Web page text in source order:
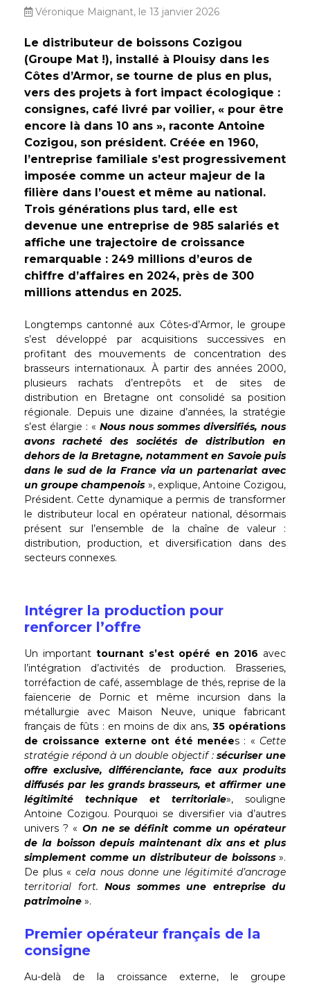
Véronique Maignant, le 13 janvier 2026
Le distributeur de boissons Cozigou
(Groupe Mat !), installé à Plouisy dans les
Côtes d’Armor, se tourne de plus en plus,
vers des projets à fort impact écologique :
consignes, café livré par voilier, « pour être
encore là dans 10 ans », raconte Antoine
Cozigou, son président. Créée en 1960,
l’entreprise familiale s’est progressivement
imposée comme un acteur majeur de la
filière dans l’ouest et même au national.
Trois générations plus tard, elle est
devenue une entreprise de 985 salariés et
affiche une trajectoire de croissance
remarquable : 249 millions d’euros de
chiffre d’affaires en 2024, près de 300
millions attendus en 2025.
Longtemps cantonné aux Côtes-d’Armor, le groupe
s’est développé par acquisitions successives en
profitant des mouvements de concentration des
brasseurs internationaux. À partir des années 2000,
plusieurs rachats d’entrepôts et de sites de
distribution en Bretagne ont consolidé sa position
régionale. Depuis une dizaine d’années, la stratégie
s’est élargie : « Nous nous sommes diversifiés, nous
avons racheté des sociétés de distribution en
dehors de la Bretagne, notamment en Savoie puis
dans le sud de la France via un partenariat avec
un groupe champenois », explique, Antoine Cozigou,
Président. Cette dynamique a permis de transformer
le distributeur local en opérateur national, désormais
présent sur l’ensemble de la chaîne de valeur :
distribution, production, et diversification dans des
secteurs connexes.
Intégrer la production pour
renforcer l’offre
Un importanttournant s’est opéré en 2016 avec
l’intégration d’activités de production. Brasseries,
torréfaction de café, assemblage de thés, reprise de la
faïencerie de Pornic et même incursion dans la
métallurgie avec Maison Neuve, unique fabricant
français de fûts : en moins de dix ans, 35 opérations
de croissance externe ont été menées : « Cette
stratégie répond à un double objectif :sécuriser une
offre exclusive, différenciante, face aux produits
diffusés par les grands brasseurs, et affirmer une
légitimité technique et territoriale», souligne
Antoine Cozigou. Pourquoi se diversifier via d’autres
univers ? « On ne se définit comme un opérateur
de la boisson depuis maintenant dix ans et plus
simplement comme un distributeur de boissons ».
De plus «cela nous donne une légitimité d’ancrage
territorial fort. Nous sommes une entreprise du
patrimoine ».
Premier opérateur français de la
consigne
Au-delà de la croissance externe, le groupe